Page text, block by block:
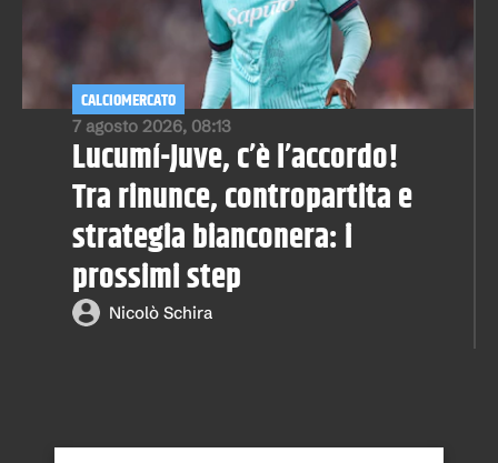
7 agosto 2026, 08:13
CALCIOMERCATO
Lucumí-Juve, c’è l’accordo!
Tra rinunce, contropartita e
strategia bianconera: i
prossimi step
Nicolò Schira